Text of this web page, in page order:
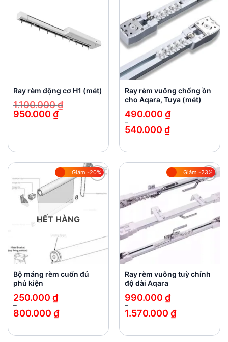
Ray rèm động cơ H1 (mét)
1.100.000₫
950.000 ₫
Add to
wishlist
Ray rèm vuông chống ồn
cho Aqara, Tuya (mét)
490.000 ₫
–
540.000 ₫
từ
đến
Giảm -20%
Add to
wishlist
HẾT HÀNG
Bộ máng rèm cuốn đủ
phủ kiện
250.000 ₫
–
800.000 ₫
từ
Giảm -23%
Add to
wishlist
Ray rèm vuông tuỳ chỉnh
độ dài Aqara
990.000 ₫
–
1.570.000 ₫
từ